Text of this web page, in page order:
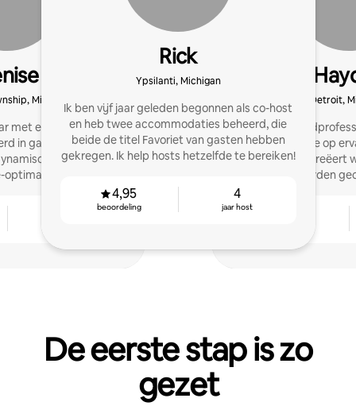
Michigan
met een beoordeling
in gasttevredenheid,
tarieven en
Rick
Ypsilanti, Michigan
Ik ben vijf jaar geleden begonnen als co-host
en heb twee accommodaties beheerd, die
beide de titel Favoriet van gasten hebben
gekregen. Ik help hosts hetzelfde te bereiken!
4,95
beoordeling
4
jaar host
Detroit,
Een
generatie die op
verblijven creëert
gastvrijheid worden
vijfsterrenrecensies
De eerste stap is zo
gezet